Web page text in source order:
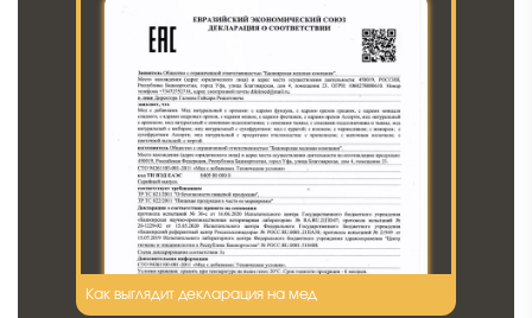
Как выглядит декларация на мед